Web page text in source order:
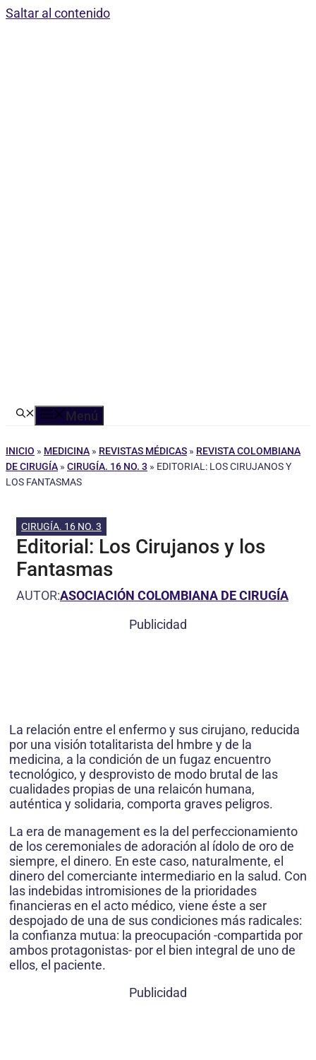
Saltar al contenido
Menú
INICIO » MEDICINA » REVISTAS MÉDICAS » REVISTA COLOMBIANA
DE CIRUGÍA » CIRUGÍA. 16 NO. 3 » EDITORIAL: LOS CIRUJANOS Y
LOS FANTASMAS
CIRUGÍA. 16 NO. 3
Editorial: Los Cirujanos y los
Fantasmas
AUTOR:ASOCIACIÓN COLOMBIANA DE CIRUGÍA
Publicidad
La relación entre el enfermo y sus cirujano, reducida
por una visión totalitarista del hmbre y de la
medicina, a la condición de un fugaz encuentro
tecnológico, y desprovisto de modo brutal de las
cualidades propias de una relaicón humana,
auténtica y solidaria, comporta graves peligros.
La era de management es la del perfeccionamiento
de los ceremoniales de adoración al ídolo de oro de
siempre, el dinero. En este caso, naturalmente, el
dinero del comerciante intermediario en la salud. Con
las indebidas intromisiones de la prioridades
financieras en el acto médico, viene éste a ser
despojado de una de sus condiciones más radicales:
la confianza mutua: la preocupación -compartida por
ambos protagonistas- por el bien integral de uno de
ellos, el paciente.
Publicidad